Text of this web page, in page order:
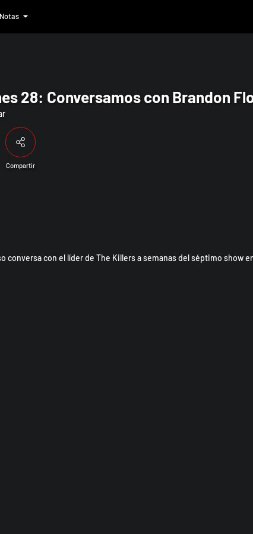
Notas
28: Conversamos con Brandon
Compartir
conversa con el líder de The Killers a semanas del séptimo show